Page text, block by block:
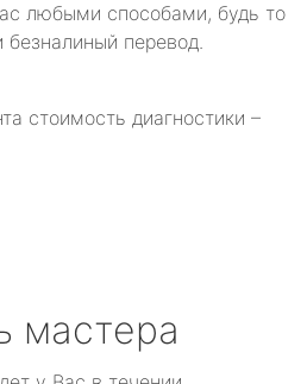
любыми способами, будь то
безналиный перевод.
стоимость диагностики –
мастера